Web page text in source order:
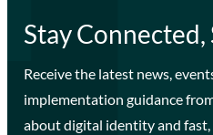
Stay Connected,
Receive the latest news,
implementation guidance
about digital identity and